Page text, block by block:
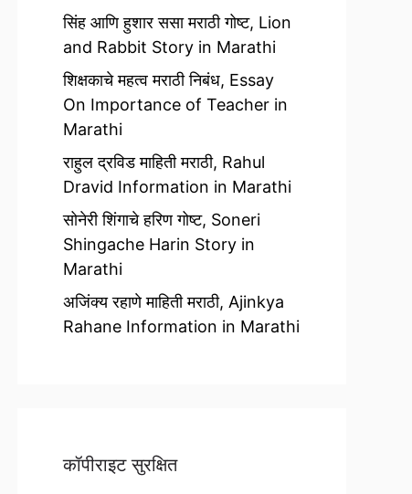
सिंह आणि हुशार ससा मराठी गोष्ट, Lion
and Rabbit Story in Marathi
शिक्षकाचे महत्व मराठी निबंध, Essay
On Importance of Teacher in
Marathi
राहुल द्रविड माहिती मराठी, Rahul
Dravid Information in Marathi
सोनेरी शिंगाचे हरिण गोष्ट, Soneri
Shingache Harin Story in
Marathi
अजिंक्य रहाणे माहिती मराठी, Ajinkya
Rahane Information in Marathi
कॉपीराइट सुरक्षित